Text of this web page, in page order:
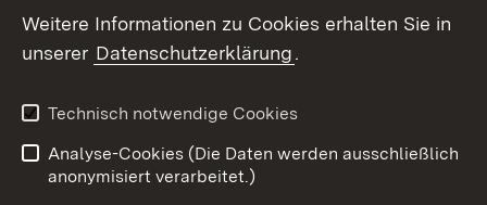
Social Wall
X / Twitter
Youtube
Weitere Informationen zu Cookies erhalten Sie in
unserer Datenschutzerklärung.
Technisch notwendige Cookies
Analyse-Cookies (Die Daten werden ausschließlich
anonymisiert verarbeitet.)